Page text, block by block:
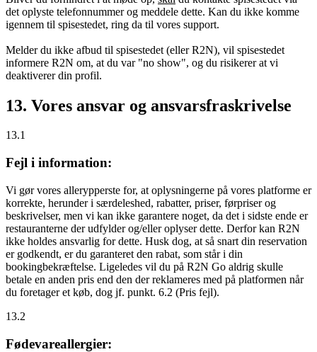
det oplyste telefonnummer og meddele dette. Kan du ikke komme
igennem til spisestedet, ring da til vores support.
Melder du ikke afbud til spisestedet (eller R2N), vil spisestedet
informere R2N om, at du var "no show", og du risikerer at vi
deaktiverer din profil.
13. Vores ansvar og ansvarsfraskrivelse
13.1
Fejl i information:
Vi gør vores allerypperste for, at oplysningerne på vores platforme er
korrekte, herunder i særdeleshed, rabatter, priser, førpriser og
beskrivelser, men vi kan ikke garantere noget, da det i sidste ende er
restauranterne der udfylder og/eller oplyser dette. Derfor kan R2N
ikke holdes ansvarlig for dette. Husk dog, at så snart din reservation
er godkendt, er du garanteret den rabat, som står i din
bookingbekræftelse. Ligeledes vil du på R2N Go aldrig skulle
betale en anden pris end den der reklameres med på platformen når
du foretager et køb, dog jf. punkt. 6.2 (Pris fejl).
13.2
Fødevareallergier: